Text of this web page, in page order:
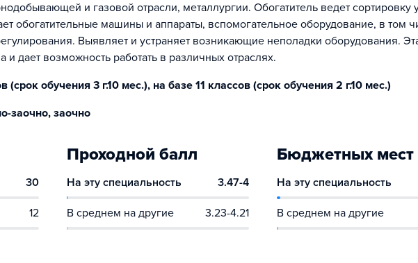
и газовой отрасли, металлургии. Обогатитель ведет сортировку
обогатительные машины и аппараты, вспомогательное оборудование, в том
Выявляет и устраняет возникающие неполадки оборудования.
и дает возможность работать в различных отраслях.
обучения 3 г.10 мес.), на базе 11 классов (срок обучения 2 г.10 мес.)
заочно, заочно
30
12
Проходной балл
На эту специальность 3.47-4
В среднем на другие 3.23-4.21
Бюджетных мест
На эту специальность
В среднем на другие